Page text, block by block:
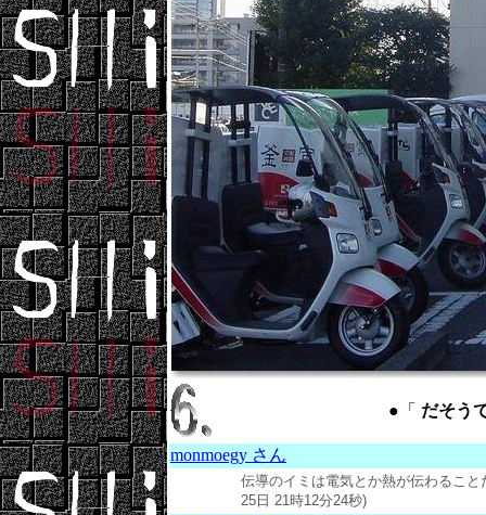
●「 だそう
monmoegy さん
伝導のイミは電気とか熱が伝わるこ
25日 21時12分24秒)